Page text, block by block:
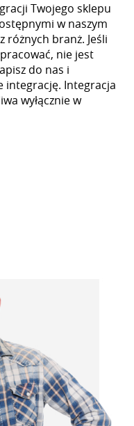
Twojego sklepu
w naszym
branż. Jeśli
nie jest
do nas i
integrację. Integracja
wyłącznie w